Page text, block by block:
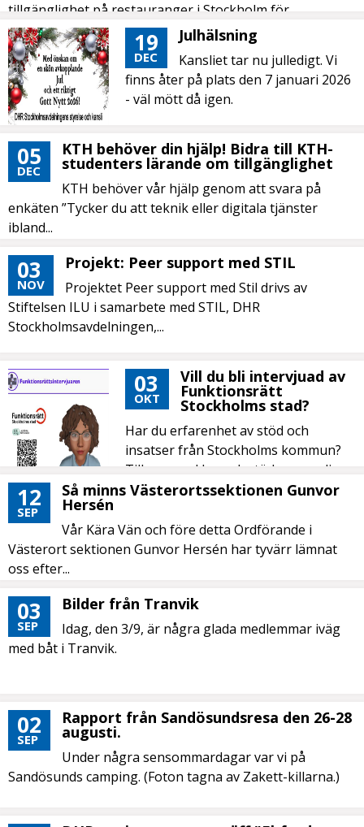
tillgänglighet på restauranger i Stockholm för
personer...
19
DEC
Julhälsning
Kansliet tar nu julledigt. Vi
finns åter på plats den 7 januari 2026
- väl mött då igen.
05
DEC
KTH behöver din hjälp! Bidra till KTH-
studenters lärande om tillgänglighet
KTH behöver vår hjälp genom att svara på
enkäten ”Tycker du att teknik eller digitala tjänster
ibland...
03
NOV
Projekt: Peer support med STIL
Projektet Peer support med Stil drivs av
Stiftelsen ILU i samarbete med STIL, DHR
Stockholmsavdelningen,...
03
OKT
Vill du bli intervjuad av
Funktionsrätt
Stockholms stad?
Har du erfarenhet av stöd och
insatser från Stockholms kommun?
Till exempel boendestöd, personlig
assistans,...
12
SEP
Så minns Västerortssektionen Gunvor
Hersén
Vår Kära Vän och före detta Ordförande i
Västerort sektionen Gunvor Hersén har tyvärr lämnat
oss efter...
03
SEP
Bilder från Tranvik
Idag, den 3/9, är några glada medlemmar iväg
med båt i Tranvik.
02
SEP
Rapport från Sandösundsresa den 26-28
augusti.
Under några sensommardagar var vi på
Sandösunds camping. (Foton tagna av Zakett-killarna.)